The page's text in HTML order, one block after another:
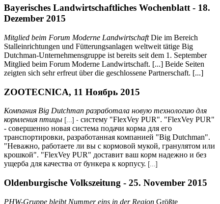
Bayerisches Landwirtschaftliches Wochenblatt - 18.
Dezember 2015
Mitglied beim Forum Moderne LandwirtschaftDie im Bereich
Stalleinrichtungen und Fütterungsanlagen weltweit tätige Big
Dutchman-Unternehmensgruppe ist bereits seit dem 1. September
Mitglied beim Forum Moderne Landwirtschaft. [...] Beide Seiten
zeigten sich sehr erfreut über die geschlossene Partnerschaft. [...]
ZOOTECNICA, 11 Ноябрь 2015
Компания Big Dutchman разработала новую технологию для
кормления птицы [...] - систему "FlexVey PUR". "FlexVey PUR"
- совершенно новая система подачи корма для его
транспортировки, разработанная компанией "Big Dutchman".
"Неважно, работаете ли вы с кормовой мукой, гранулятом или
крошкой". "FlexVey PUR" доставит ваш корм надежно и без
ущерба для качества от бункера к корпусу. [...]
Oldenburgische Volkszeitung - 25. November 2015
PHW-Gruppe bleibt Nummer eins in der Region Größte